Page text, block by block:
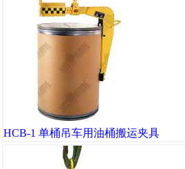
HCB-1 单桶吊车用油桶搬运夹具